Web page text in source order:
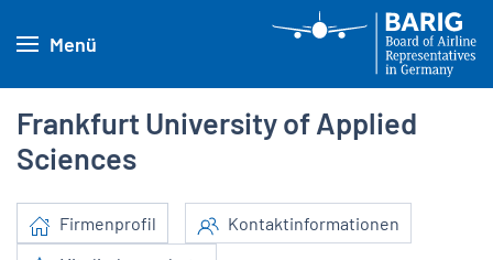
Menü
Frankfurt University of Applied
Sciences
Firmenprofil
Kontaktinformationen